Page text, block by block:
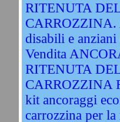
RITENUTA
CARROZZINA.
disabili e
Vendita
RITENUTA
CARROZZINA
kit ancoraggi
carrozzina per